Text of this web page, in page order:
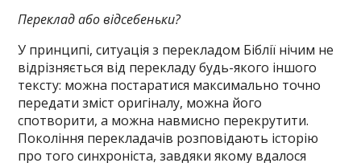
Переклад або відсебеньки?
У принципі, ситуація з перекладом Біблії нічим не
відрізняється від перекладу будь-якого іншого
тексту: можна постаратися максимально точно
передати зміст оригіналу, можна його
спотворити, а можна навмисно перекрутити.
Покоління перекладачів розповідають історію
про того синхроніста, завдяки якому вдалося